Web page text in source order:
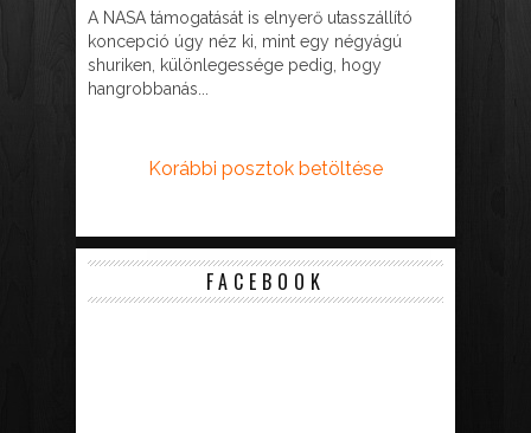
A NASA támogatását is elnyerő utasszállító
koncepció úgy néz ki, mint egy négyágú
shuriken, különlegessége pedig, hogy
hangrobbanás...
Korábbi posztok betöltése
FACEBOOK